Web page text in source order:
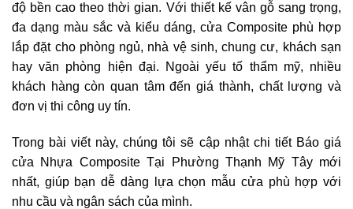
4.4. Cửa Văn Phòng, Khách Sạn, Nhà Phố
5. Thông Tin Liên Hệ Tư Vấn Và Báo Giá Cửa Gỗ
Composite Uy Tín Tại Phường Thạnh Mỹ Tây
6. Kết luận
độ bền cao theo thời gian. Với thiết kế vân gỗ sang trọng,
đa dạng màu sắc và kiểu dáng, cửa Composite phù hợp
lắp đặt cho phòng ngủ, nhà vệ sinh, chung cư, khách sạn
hay văn phòng hiện đại. Ngoài yếu tố thẩm mỹ, nhiều
khách hàng còn quan tâm đến giá thành, chất lượng và
đơn vị thi công uy tín.
Trong bài viết này, chúng tôi sẽ cập nhật chi tiết Báo giá
cửa Nhựa Composite Tại Phường Thạnh Mỹ Tây mới
nhất, giúp bạn dễ dàng lựa chọn mẫu cửa phù hợp với
nhu cầu và ngân sách của mình.